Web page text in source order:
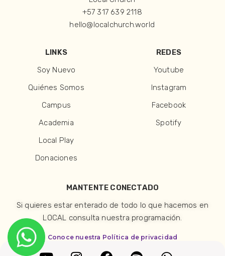
+57 317 639 2118
hello@localchurch.world
LINKS
Soy Nuevo
Quiénes Somos
Campus
Academia
Local Play
Donaciones
REDES
Youtube
Instagram
Facebook
Spotify
MANTENTE CONECTADO
Si quieres estar enterado de todo lo que hacemos en
LOCAL consulta nuestra programación.
Conoce nuestra Política de privacidad